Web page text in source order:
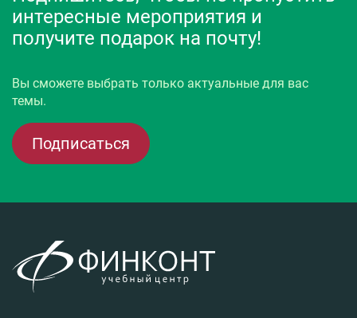
интересные мероприятия и
получите подарок на почту!
Вы сможете выбрать только актуальные для вас
темы.
Подписаться